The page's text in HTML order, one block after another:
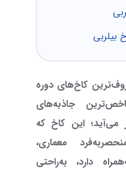
بیلربی
کاخ‌های دوره
جاذبه‌های
می‌آید؛ این کاخ که
معماری،
دارد، به‌راحتی